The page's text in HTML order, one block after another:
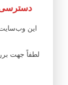
این وب‌سایت
لطفاً جهت